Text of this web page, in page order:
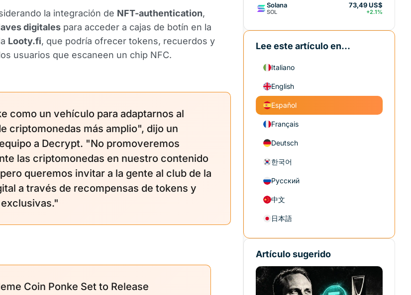
la integración de NFT-authentication,
digitales para acceder a cajas de botín en la
Looty.fi, que podría ofrecer tokens, recuerdos y
usuarios que escaneen un chip NFC.
como un vehículo para adaptarnos al
criptomonedas más amplio", dijo un
a Decrypt. "No promoveremos
las criptomonedas en nuestro contenido
queremos invitar a la gente al club de la
a través de recompensas de tokens y
Coin Ponke Set to Release
Solana
SOL
73,49 US$
+2.1%
Lee este artículo en...
Italiano
English
Español
Français
Deutsch
한국어
Русский
中文
日本語
Artículo sugerido